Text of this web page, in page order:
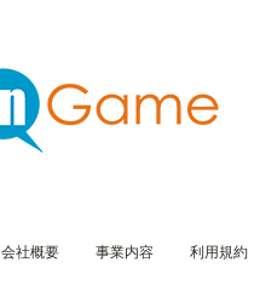
会社概要 事業内容 利用規約